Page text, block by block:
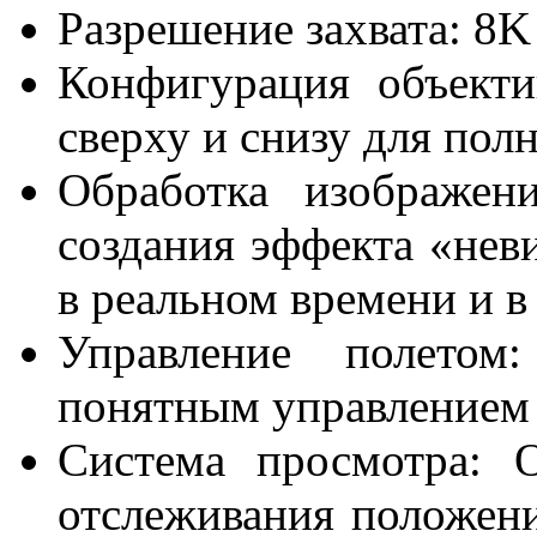
Разрешение захвата:
Конфигурация
сверху и снизу для
Обработка
создания эффекта
в реальном времени и
Управление
понятным
Система просмотра:
отслеживания